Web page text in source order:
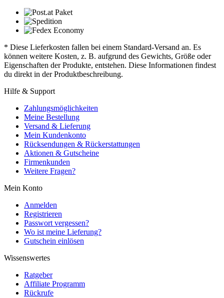
* Diese Lieferkosten fallen bei einem Standard-Versand an. Es
können weitere Kosten, z. B. aufgrund des Gewichts, Größe oder
Eigenschaften der Produkte, entstehen. Diese Informationen findest
du direkt in der Produktbeschreibung.
Hilfe & Support
Zahlungsmöglichkeiten
Meine Bestellung
Versand & Lieferung
Mein Kundenkonto
Rücksendungen & Rückerstattungen
Aktionen & Gutscheine
Firmenkunden
Weitere Fragen?
Mein Konto
Anmelden
Registrieren
Passwort vergessen?
Wo ist meine Lieferung?
Gutschein einlösen
Wissenswertes
Ratgeber
Affiliate Programm
Rückrufe